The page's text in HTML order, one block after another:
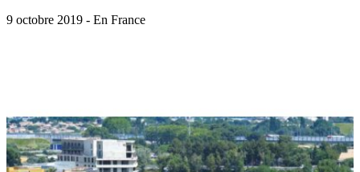
9 octobre 2019 - En France